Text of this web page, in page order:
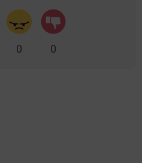
0 0